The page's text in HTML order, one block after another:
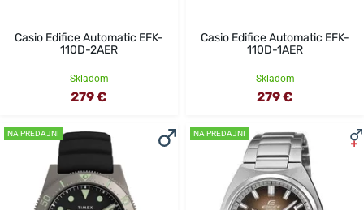
Casio Edifice Automatic EFK-
110D-2AER
Skladom
279 €
Casio Edifice Automatic EFK-
110D-1AER
Skladom
279 €
NA PREDAJNI NA PREDAJNI